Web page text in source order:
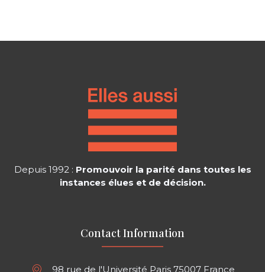
Depuis 1992 : Promouvoir la parité dans toutes les
instances élues et de décision.
Contact Information
98 rue de l'Université Paris 75007 France